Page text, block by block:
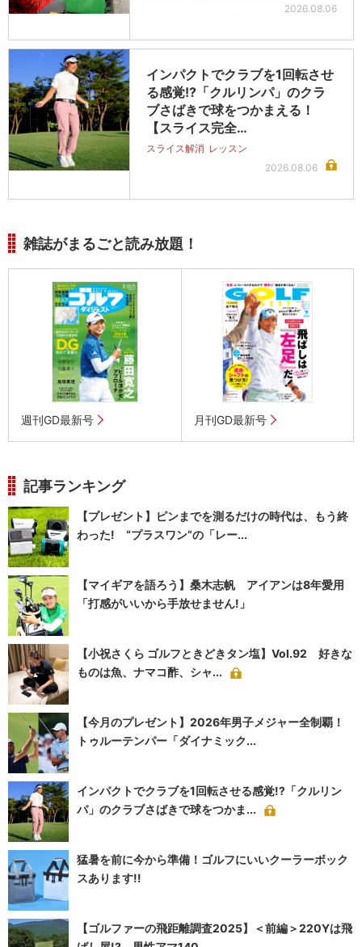
2026.08.06
インパクトでクラブを1回転させ
る感覚!?「クルリンパ」のクラ
ブさばきで球をつかまえる！
【スライス完全…
スライス解消 レッスン
2026.08.06
雑誌がまるごと読み放題！
週刊GD最新号 月刊GD最新号
記事ランキング
【プレゼント】ピンまでを測るだけの時代は、もう終
わった! “プラスワン”の「レー...
【マイギアを語ろう】桑木志帆 アイアンは8年愛用
「打感がいいから手放せません!」
【小祝さくら ゴルフときどきタン塩】Vol.92 好きな
ものは魚、ナマコ酢、シャ...
【今月のプレゼント】2026年男子メジャー全制覇！
トゥルーテンパー「ダイナミック...
インパクトでクラブを1回転させる感覚!?「クルリン
パ」のクラブさばきで球をつかま...
猛暑を前に今から準備！ゴルフにいいクーラーボック
スあります!!
【ゴルファーの飛距離調査2025】＜前編＞220Yは飛